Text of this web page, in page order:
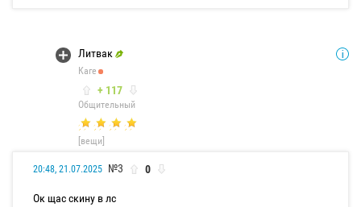
Литвак
Каге
+ 117
Общительный
[вещи]
20:48, 21.07.2025 №3 0
Ок щас скину в лс